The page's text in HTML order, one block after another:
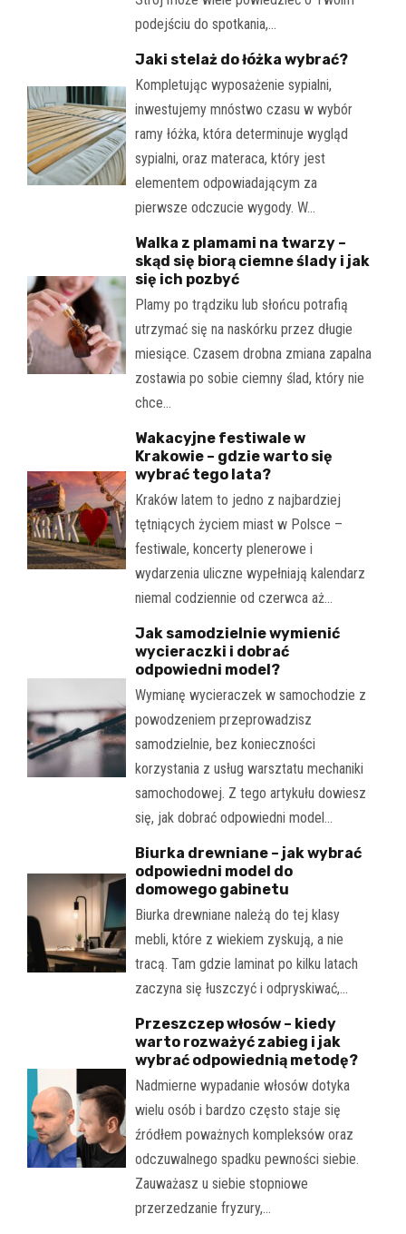
podejściu do spotkania,…
Jaki stelaż do łóżka wybrać?
Kompletując wyposażenie sypialni,
inwestujemy mnóstwo czasu w wybór
ramy łóżka, która determinuje wygląd
sypialni, oraz materaca, który jest
elementem odpowiadającym za
pierwsze odczucie wygody. W…
Walka z plamami na twarzy –
skąd się biorą ciemne ślady i jak
się ich pozbyć
Plamy po trądziku lub słońcu potrafią
utrzymać się na naskórku przez długie
miesiące. Czasem drobna zmiana zapalna
zostawia po sobie ciemny ślad, który nie
chce…
Wakacyjne festiwale w
Krakowie – gdzie warto się
wybrać tego lata?
Kraków latem to jedno z najbardziej
tętniących życiem miast w Polsce –
festiwale, koncerty plenerowe i
wydarzenia uliczne wypełniają kalendarz
niemal codziennie od czerwca aż…
Jak samodzielnie wymienić
wycieraczki i dobrać
odpowiedni model?
Wymianę wycieraczek w samochodzie z
powodzeniem przeprowadzisz
samodzielnie, bez konieczności
korzystania z usług warsztatu mechaniki
samochodowej. Z tego artykułu dowiesz
się, jak dobrać odpowiedni model…
Biurka drewniane – jak wybrać
odpowiedni model do
domowego gabinetu
Biurka drewniane należą do tej klasy
mebli, które z wiekiem zyskują, a nie
tracą. Tam gdzie laminat po kilku latach
zaczyna się łuszczyć i odpryskiwać,…
Przeszczep włosów – kiedy
warto rozważyć zabieg i jak
wybrać odpowiednią metodę?
Nadmierne wypadanie włosów dotyka
wielu osób i bardzo często staje się
źródłem poważnych kompleksów oraz
odczuwalnego spadku pewności siebie.
Zauważasz u siebie stopniowe
przerzedzanie fryzury,…